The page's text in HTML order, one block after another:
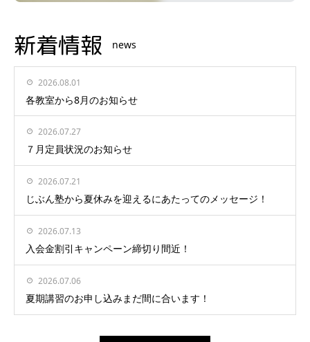
新着情報 news
2026.08.01
各教室から8月のお知らせ
2026.07.27
７月定員状況のお知らせ
2026.07.21
じぶん塾から夏休みを迎えるにあたってのメッセージ！
2026.07.13
入会金割引キャンペーン締切り間近！
2026.07.06
夏期講習のお申し込みまだ間に合います！